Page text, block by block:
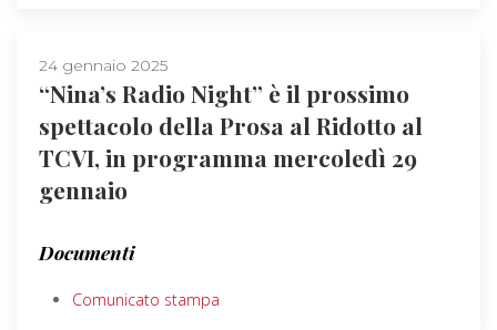
24 gennaio 2025
“Nina’s Radio Night” è il prossimo
spettacolo della Prosa al Ridotto al
TCVI, in programma mercoledì 29
gennaio
Documenti
Comunicato stampa